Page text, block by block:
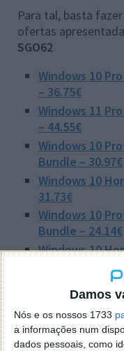
Damos
Nós e os nossos 1733
a informações num
dados pessoais, como
Para tal, basta
ofertas
SGO62
Windows 10
– 36.75€
Windows 11
– 44.55€
Windows 10
Bundle – 30.97€
Windows 10
31.73€
Windows 10
Bundle – 24.14€
Windows 10
Windows 11
– 39.13€
Windows 11
33.55€